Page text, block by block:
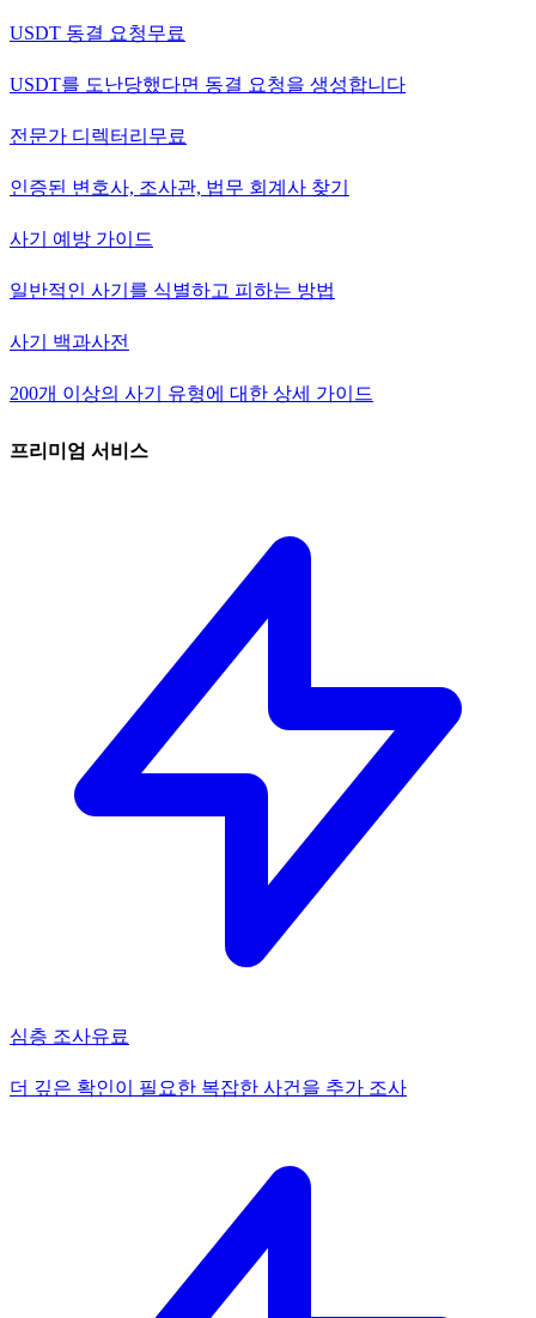
USDT 동결 요청무료
USDT를 도난당했다면 동결 요청을 생성합니다
전문가 디렉터리 무료
인증된 변호사, 조사관, 법무 회계사 찾기
사기 예방 가이드
일반적인 사기를 식별하고 피하는 방법
사기 백과사전
200개 이상의 사기 유형에 대한 상세 가이드
프리미엄 서비스
심층 조사유료
더 깊은 확인이 필요한 복잡한 사건을 추가 조사